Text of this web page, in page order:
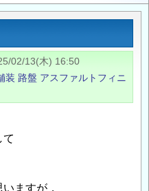
02/13(木) 16:50
装 路盤 アスファルトフィニ
て
ますが，